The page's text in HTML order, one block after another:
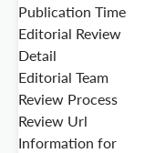
Publication Time
Editorial Review
Detail
Editorial Team
Review Process
Review Url
Information for